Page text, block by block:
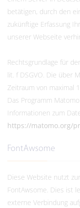
betätigen, durch den
zukünftige Erfassung
unserer Webseite
Rechtsgrundlage für
lit. f DSGVO. Die über
Zeitraum von maximal
Das Programm
Informationen zum
https://matomo.org/
FontAwsome
Diese Website nutzt
FontAwsome. Dies ist
externe Verbindung